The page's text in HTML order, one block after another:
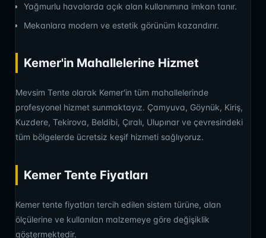
Yağmurlu havalarda açık alan kullanımına imkan tanır.
Mekanlara modern ve estetik görünüm kazandırır.
Kemer'in Mahallelerine Hizmet
Mevsim Tente olarak Kemer'in tüm mahallelerinde
profesyonel hizmet sunmaktayız. Çamyuva, Göynük, Kiriş,
Kuzdere, Tekirova, Beldibi, Çıralı, Ulupınar ve çevresindeki
tüm bölgelerde ücretsiz keşif hizmeti sağlıyoruz.
Kemer Tente Fiyatları
Kemer tente fiyatları tercih edilen sistem türüne, alan
ölçülerine ve kullanılan malzemeye göre değişiklik
göstermektedir.